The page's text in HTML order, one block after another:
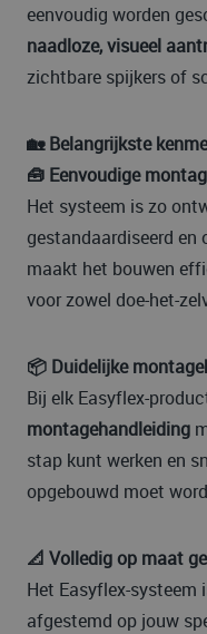
eenvoudig worden
naadloze, visueel
zichtbare spijkers of
🏡 Belangrijkste
🧰 Eenvoudige
Het systeem is zo
gestandaardiseerd en
maakt het bouwen
voor zowel doe-het-
📦 Duidelijke
Bij elk Easyflex-
montagehandleiding
stap kunt werken en
opgebouwd moet
📐 Volledig op maat
Het Easyflex-systeem
afgestemd op jouw